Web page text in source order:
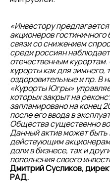
«Инвестору
акционеров
связи со снижением
среди россиян
отечественным
курорты как для зимнего,
оздоровительные и пр. В
«Курорты Югры»
которых закрыт на
запланировано на конец
после его ввода в
Общества существенно
Данный актив может быть
действующим
доли в бизнесе, так и
пополнения своего
Дмитрий Сусликов,
РАД.